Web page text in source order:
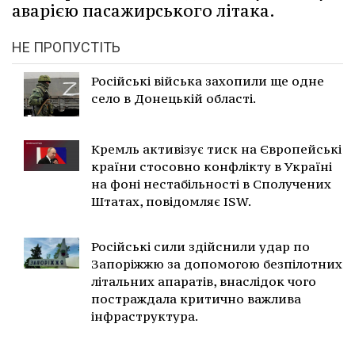
аварією пасажирського літака.
НЕ ПРОПУСТІТЬ
Російські війська захопили ще одне
село в Донецькій області.
Кремль активізує тиск на Європейські
країни стосовно конфлікту в Україні
на фоні нестабільності в Сполучених
Штатах, повідомляє ISW.
Російські сили здійснили удар по
Запоріжжю за допомогою безпілотних
літальних апаратів, внаслідок чого
постраждала критично важлива
інфраструктура.